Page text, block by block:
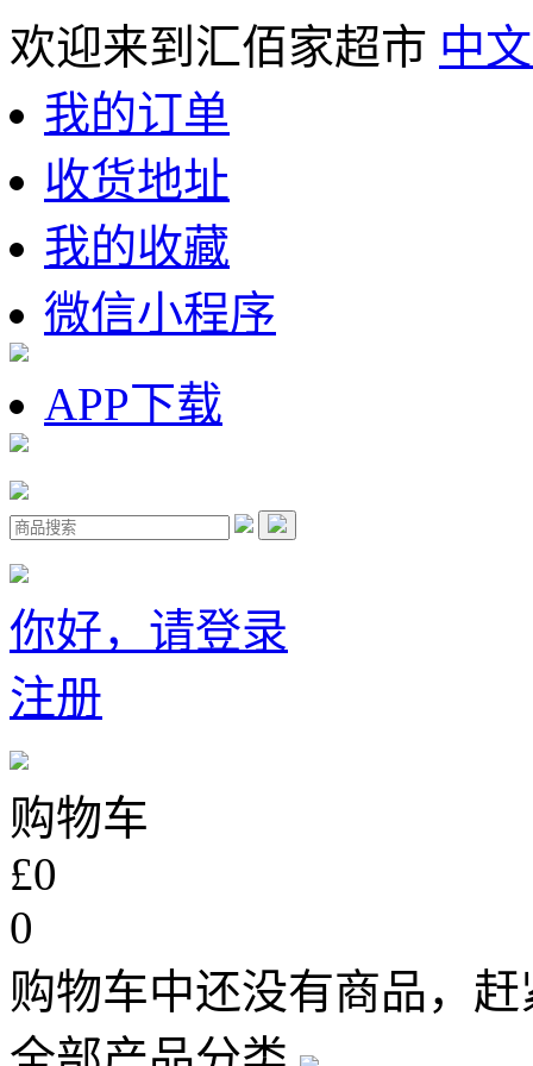
欢迎来到汇佰家超市 中
我的订单
收货地址
我的收藏
微信小程序
APP下载
你好，请登录
注册
购物车
£0
0
购物车中还没有商品，